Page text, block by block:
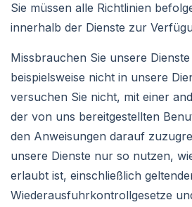
Sie müssen alle Richtlinien
innerhalb der Dienste zur
Missbrauchen Sie unsere
beispielsweise nicht in unsere
versuchen Sie nicht, mit einer
der von uns bereitgestellten
den Anweisungen darauf
unsere Dienste nur so nutzen,
erlaubt ist, einschließlich
Wiederausfuhrkontrollgesetze